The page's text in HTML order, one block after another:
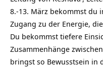
8.-13. März bekommst du
Zugang zu der Energie,
Du bekommst tiefere
Zusammenhänge zwischen
bringst so Bewusstsein in